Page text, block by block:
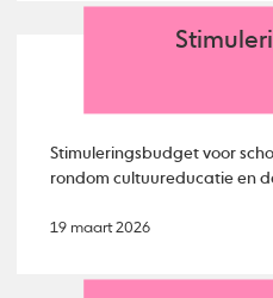
Stimuleringsbudget voor
rondom cultuureducatie en
19 maart 2026